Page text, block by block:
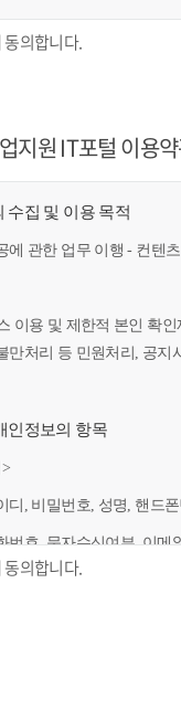
의합니다.
지원 IT포털 이용
수집 및 이용 목적
에 관한 업무 이행 - 컨텐
이용 및 제한적 본인 확
만처리 등 민원처리, 공지
인정보의 항목
디, 비밀번호, 성명, 핸드
번호, 문자수신여부, 이메
자등록번호, (법인기업의
의합니다.